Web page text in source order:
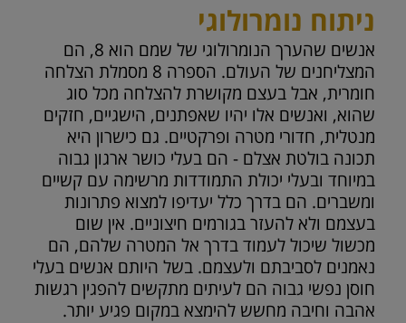
ניתוח נומרולוגי
אנשים שהערך הנומרולוגי של שמם הוא 8, הם
המצליחנים של העולם. הספרה 8 מסמלת הצלחה
חומרית, אבל בעצם מקושרת להצלחה מכל סוג
שהוא, ואנשים אלו יהיו שאפתנים, הישגיים, חזקים
מנטלית, חדורי מטרה ופרקטיים. גם כישרון היא
תכונה בולטת אצלם - הם בעלי כושר ארגון גבוה
במיוחד ובעלי יכולת התמודדות מרשימה עם קשיים
ומשברים. הם בדרך כלל יעדיפו למצוא פתרונות
בעצמם ולא להעזר בגורמים חיצוניים. אין שום
מכשול שיכול לעמוד בדרך אל המטרה שלהם, הם
נאמנים לסביבתם ולעצמם. בשל היותם אנשים בעלי
חוסן נפשי גבוה הם לעיתים מתקשים להפגין רגשות
אהבה וחיבה מחשש להימצא במקום פגיע יותר.